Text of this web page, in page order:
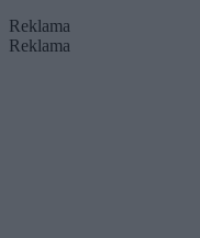
Reklama
Reklama